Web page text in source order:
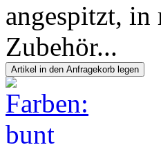
angespitzt,
Zubehör...